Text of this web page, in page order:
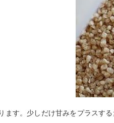
ます。少しだけ甘みをプラスす